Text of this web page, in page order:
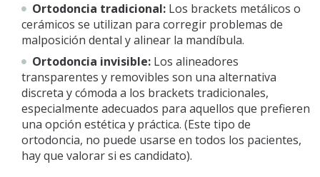
Ortodoncia tradicional: Los brackets metálicos o
cerámicos se utilizan para corregir problemas de
malposición dental y alinear la mandíbula.
Ortodoncia invisible: Los alineadores
transparentes y removibles son una alternativa
discreta y cómoda a los brackets tradicionales,
especialmente adecuados para aquellos que prefieren
una opción estética y práctica. (Este tipo de
ortodoncia, no puede usarse en todos los pacientes,
hay que valorar si es candidato).